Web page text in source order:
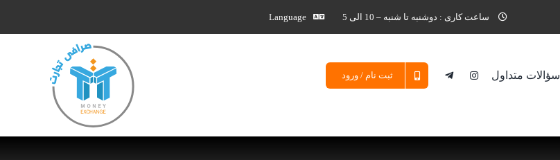
ساعت کاری : دوشنبه تا شنبه – 10 الی 5 Language
سؤالات متداول ثبت نام / ورود